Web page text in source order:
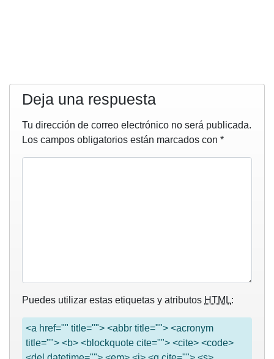
Deja una respuesta
Tu dirección de correo electrónico no será publicada.
Los campos obligatorios están marcados con *
Puedes utilizar estas etiquetas y atributos HTML:
<a href="" title=""> <abbr title=""> <acronym
title=""> <b> <blockquote cite=""> <cite> <code>